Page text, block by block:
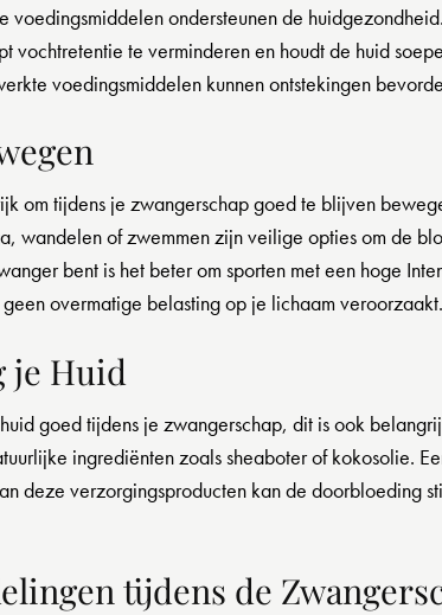
voedingsmiddelen ondersteunen de
vochtretentie te verminderen en houdt de huid
voedingsmiddelen kunnen ontstekingen
om tijdens je zwangerschap goed te blijven
wandelen of zwemmen zijn veilige opties om de
bent is het beter om sporten met een hoge
overmatige belasting op je lichaam veroorzaakt.
je Huid
goed tijdens je zwangerschap, dit is ook
ingrediënten zoals sheaboter of kokosolie.
deze verzorgingsproducten kan de doorbloeding
tijdens de